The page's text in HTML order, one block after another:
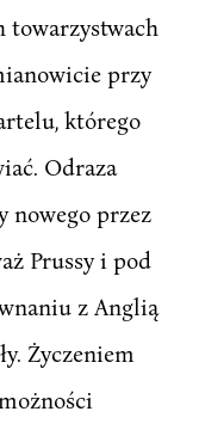
towarzystwach
przy
którego
Odraza
nowego przez
Prussy i pod
z Anglią
Życzeniem